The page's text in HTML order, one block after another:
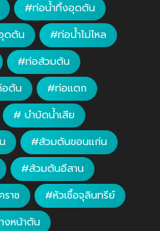
#ท่อน้ำทิ้งอุดตัน
ดตัน
#ท่อน้ำไม่ไหล
#ท่อส้วมตัน
ตัน
#ท่อแตก
# บำบัดน้ำเสีย
#ส้วมตันขอนแก่น
#ส้วมตันอีสาน
าช
#หัวเชื้อจุลินทรีย์
งหน้าตัน